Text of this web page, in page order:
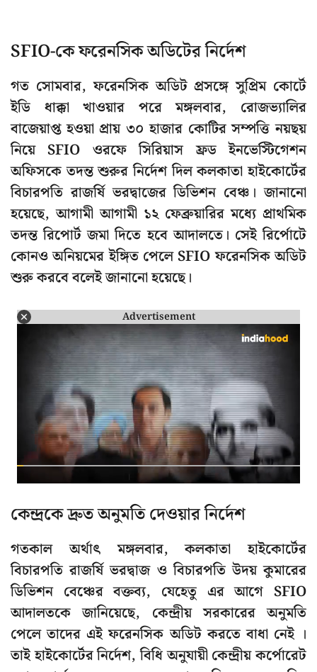
SFIO-কে ফরেনসিক অডিটের নির্দেশ
গত সোমবার, ফরেনসিক অডিট প্রসঙ্গে সুপ্রিম কোর্টে
ইডি ধাক্কা খাওয়ার পরে মঙ্গলবার, রোজভ্যালির
বাজেয়াপ্ত হওয়া প্রায় ৩০ হাজার কোটির সম্পত্তি নয়ছয়
নিয়ে SFIO ওরফে সিরিয়াস ফ্রড ইনভেস্টিগেশন
অফিসকে তদন্ত শুরুর নির্দেশ দিল কলকাতা হাইকোর্টের
বিচারপতি রাজর্ষি ভরদ্বাজের ডিভিশন বেঞ্চ। জানানো
হয়েছে, আগামী আগামী ১২ ফেব্রুয়ারির মধ্যে প্রাথমিক
তদন্ত রিপোর্ট জমা দিতে হবে আদালতে। সেই রির্পোটে
কোনও অনিয়মের ইঙ্গিত পেলে SFIO ফরেনসিক অডিট
শুরু করবে বলেই জানানো হয়েছে।
Advertisement
কেন্দ্রকে দ্রুত অনুমতি দেওয়ার নির্দেশ
গতকাল অর্থাৎ মঙ্গলবার, কলকাতা হাইকোর্টের
বিচারপতি রাজর্ষি ভরদ্বাজ ও বিচারপতি উদয় কুমারের
ডিভিশন বেঞ্চের বক্তব্য, যেহেতু এর আগে SFIO
আদালতকে জানিয়েছে, কেন্দ্রীয় সরকারের অনুমতি
পেলে তাদের এই ফরেনসিক অডিট করতে বাধা নেই ।
তাই হাইকোর্টের নির্দেশ, বিধি অনুযায়ী কেন্দ্রীয় কর্পোরেট